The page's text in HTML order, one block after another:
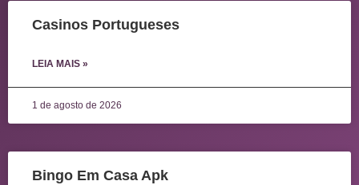
Casinos Portugueses
LEIA MAIS »
1 de agosto de 2026
Bingo Em Casa Apk